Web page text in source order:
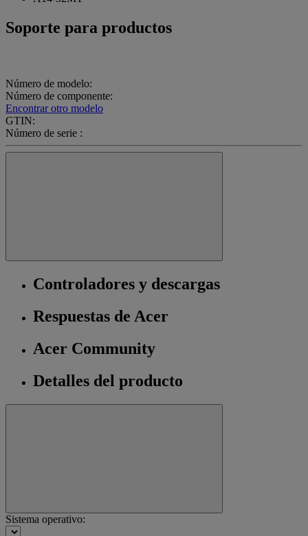
Soporte para productos
Número de modelo:
Número de componente:
Encontrar otro modelo
GTIN:
Número de serie :
Controladores y descargas
Respuestas de Acer
Acer Community
Detalles del producto
Sistema operativo: